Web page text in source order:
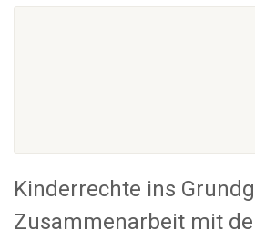
Kinderrechte ins
Zusammenarbeit mit